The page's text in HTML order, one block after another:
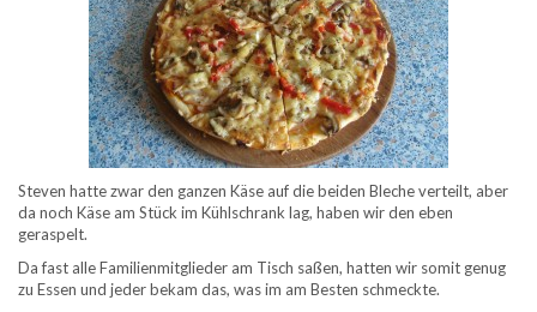
Steven hatte zwar den ganzen Käse auf die beiden Bleche verteilt, aber
da noch Käse am Stück im Kühlschrank lag, haben wir den eben
geraspelt.
Da fast alle Familienmitglieder am Tisch saßen, hatten wir somit genug
zu Essen und jeder bekam das, was im am Besten schmeckte.